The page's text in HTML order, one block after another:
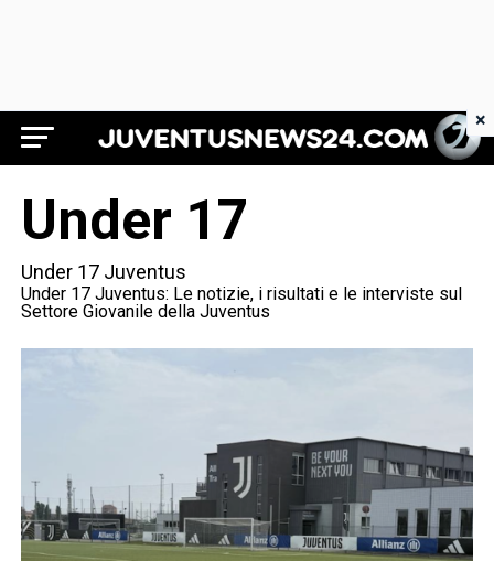
Juventus News 24
Under 17
Under 17 Juventus
Under 17 Juventus: Le notizie, i risultati e le interviste sul
Settore Giovanile della Juventus
×